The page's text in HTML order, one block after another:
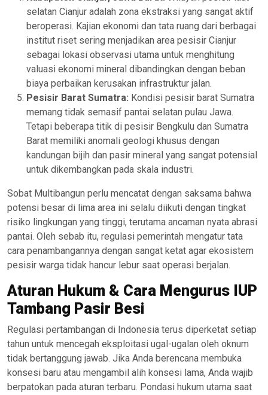
selatan Cianjur adalah zona ekstraksi yang sangat aktif
beroperasi. Kajian ekonomi dan tata ruang dari berbagai
institut riset sering menjadikan area pesisir Cianjur
sebagai lokasi observasi utama untuk menghitung
valuasi ekonomi mineral dibandingkan dengan beban
biaya perbaikan kerusakan infrastruktur jalan.
Pesisir Barat Sumatra: Kondisi pesisir barat Sumatra
memang tidak semasif pantai selatan pulau Jawa.
Tetapi beberapa titik di pesisir Bengkulu dan Sumatra
Barat memiliki anomali geologi khusus dengan
kandungan bijih dan pasir mineral yang sangat potensial
untuk dikembangkan pada skala industri.
Sobat Multibangun perlu mencatat dengan saksama bahwa
potensi besar di lima area ini selalu diikuti dengan tingkat
risiko lingkungan yang tinggi, terutama ancaman nyata abrasi
pantai. Oleh sebab itu, regulasi pemerintah mengatur tata
cara penambangannya dengan sangat ketat agar ekosistem
pesisir warga tidak hancur lebur saat operasi berjalan.
Aturan Hukum & Cara Mengurus IUP
Tambang Pasir Besi
Regulasi pertambangan di Indonesia terus diperketat setiap
tahun untuk mencegah eksploitasi ugal-ugalan oleh oknum
tidak bertanggung jawab. Jika Anda berencana membuka
konsesi baru atau mengambil alih konsesi lama, Anda wajib
berpatokan pada aturan terbaru. Pondasi hukum utama saat